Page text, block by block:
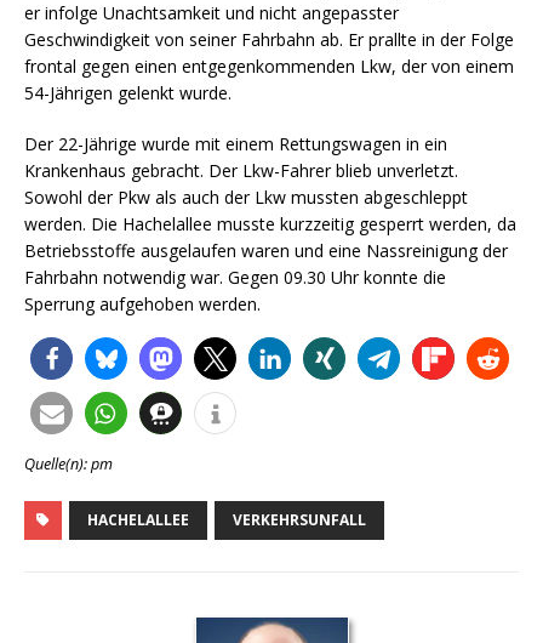
er infolge Unachtsamkeit und nicht angepasster
Geschwindigkeit von seiner Fahrbahn ab. Er prallte in der Folge
frontal gegen einen entgegenkommenden Lkw, der von einem
54-Jährigen gelenkt wurde.
Der 22-Jährige wurde mit einem Rettungswagen in ein
Krankenhaus gebracht. Der Lkw-Fahrer blieb unverletzt.
Sowohl der Pkw als auch der Lkw mussten abgeschleppt
werden. Die Hachelallee musste kurzzeitig gesperrt werden, da
Betriebsstoffe ausgelaufen waren und eine Nassreinigung der
Fahrbahn notwendig war. Gegen 09.30 Uhr konnte die
Sperrung aufgehoben werden.
Quelle(n): pm
HACHELALLEE VERKEHRSUNFALL